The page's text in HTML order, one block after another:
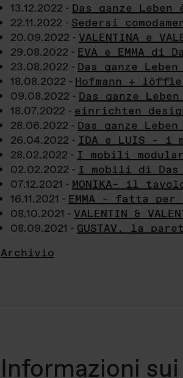
13.12.2022 - Das ganze
22.11.2022 - Sedersi
20.09.2022 - VALENTINA e
29.08.2022 - EVA e EMMA
23.08.2022 - Das ganze
18.08.2022 - Hofmann +
09.08.2022 - Das ganze
18.07.2022 - einrichten
28.06.2022 - Das ganze
26.04.2022 - IDA e LUIS - i
28.02.2022 - I mobili
02.02.2022 - I mobili di Das
07.12.2021 - MONIKA– il
16.11.2021 - EMMA – fatta
08.10.2021 - VALENTIN &
08.09.2021 - GUSTAV, la
Archivio
Informazioni sui